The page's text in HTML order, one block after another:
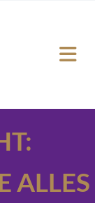
ALLES